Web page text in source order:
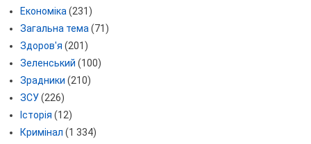
Економіка (231)
Загальна тема (71)
Здоров'я (201)
Зеленський (100)
Зрадники (210)
ЗСУ(226)
Історія (12)
Кримінал (1 334)